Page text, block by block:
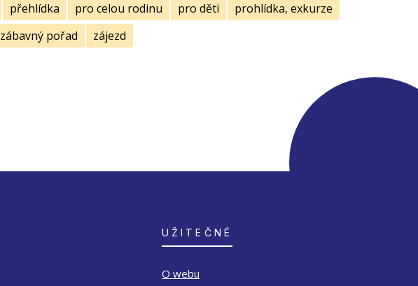
přehlídka pro celou rodinu pro děti
prohlídka, exkurze
zábavný pořad zájezd
UŽITEČNÉ
O webu